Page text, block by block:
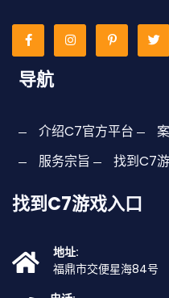
导航
介绍C7官方平台
服务宗旨
找到C7
找到C7游戏入口
地址:
福鼎市交便星海84号